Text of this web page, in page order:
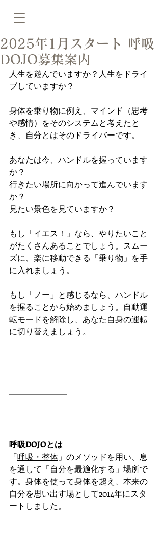
2025年1月スタート 呼吸
DOJO募集案内
人生を遊んでいますか？人生をドライ
ブしていますか？
身体を乗り物に例え、マインド（思考
や感情）をそのシステムと考えたと
き、自分とはそのドライバーです。
あなたは今、ハンドルを握っています
か？
行きたい場所に向かって進んでいます
か？
見たい景色を見ていますか？
もし「イエス！」なら、やりたいこと
がたくさんあることでしょう。スムー
ズに、楽に移動できる「乗り物」を手
に入れましょう。
もし「ノー」と感じるなら、ハンドル
を握ることから始めましょう。自動運
転モードを解除し、あなた自身の運転
に切り替えましょう。
呼吸DOJOとは
「呼吸・整体 」のメソッドを用い、息
を通して「自分を最適化する」場所で
す。身体を使って身体を超え、本来の
自分を思い出す場として2014年にスタ
ートしました。